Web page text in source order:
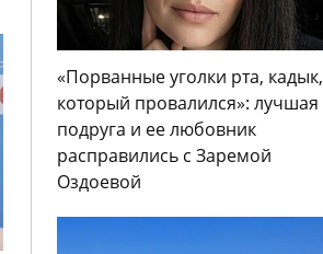
«Порванные уголки рта, кадык,
который провалился»: лучшая
подруга и ее любовник
расправились с Заремой
Оздоевой